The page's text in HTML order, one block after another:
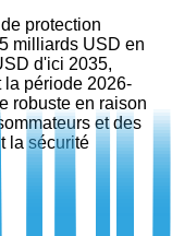
protection
milliards USD en
d'ici 2035,
la période 2026-
robuste en raison
et des
la sécurité